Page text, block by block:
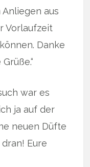
aus
Vorlaufzeit
Danke
war es
ja auf der
neuen Düfte
Eure